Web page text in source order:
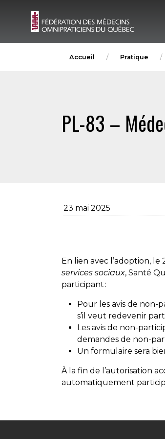
Accueil Pratique
PL-83 –
23 mai 2025
En lien avec l’adoption, le
services sociaux, Santé
participant :
Pour les avis de non-
s’il veut redevenir
Les avis de non-
demandes de non-
Un formulaire sera
À la fin de l’autorisation
automatiquement